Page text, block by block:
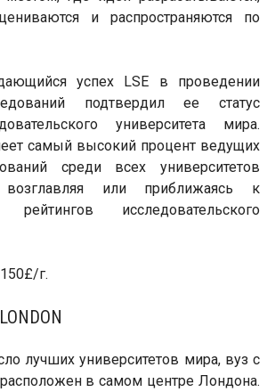
и распространяются по
успех LSE в проведении
подтвердил ее статус
университета мира.
самый высокий процент ведущих
среди всех университетов
возглавляя или приближаясь к
исследовательского
г.
лучших университетов мира, вуз с
в самом центре Лондона.